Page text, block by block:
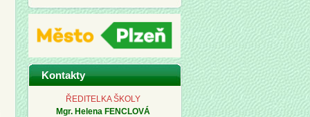
Kontakty
ŘEDITELKA ŠKOLY
Mgr. Helena FENCLOVÁ